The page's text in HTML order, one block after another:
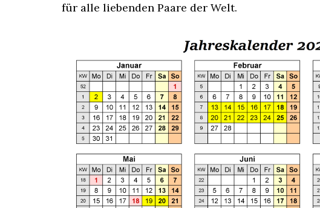
für alle liebenden Paare der Welt.